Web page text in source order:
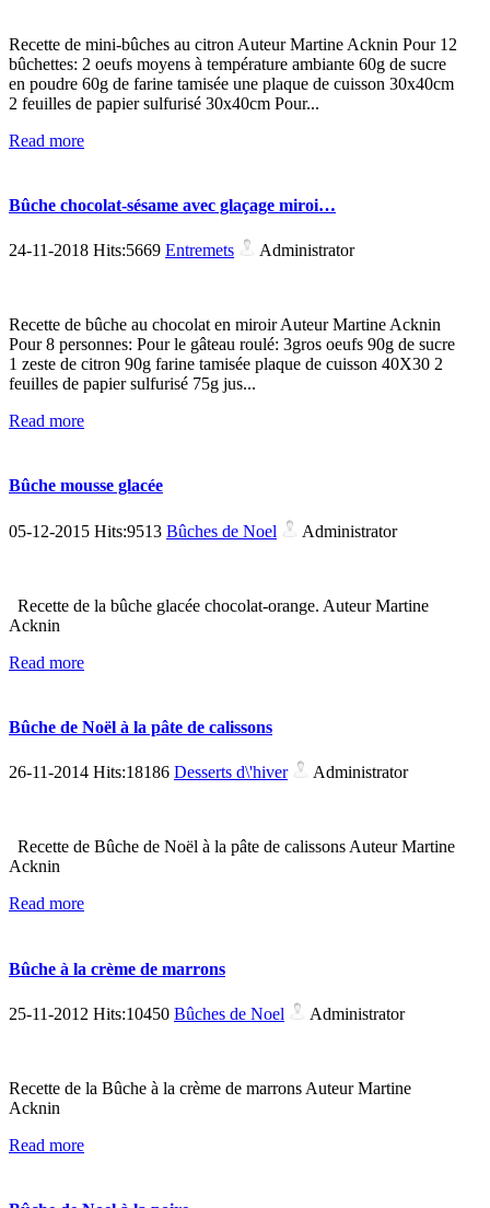
Recette de mini-bûches au citron Auteur Martine Acknin Pour 12
bûchettes: 2 oeufs moyens à température ambiante 60g de sucre
en poudre 60g de farine tamisée une plaque de cuisson 30x40cm
2 feuilles de papier sulfurisé 30x40cm Pour...
Read more
Bûche chocolat-sésame avec glaçage miroi…
24-11-2018 Hits:5669 Entremets Administrator
Recette de bûche au chocolat en miroir Auteur Martine Acknin
Pour 8 personnes: Pour le gâteau roulé: 3gros oeufs 90g de sucre
1 zeste de citron 90g farine tamisée plaque de cuisson 40X30 2
feuilles de papier sulfurisé 75g jus...
Read more
Bûche mousse glacée
05-12-2015 Hits:9513 Bûches de Noel Administrator
Recette de la bûche glacée chocolat-orange. Auteur Martine
Acknin
Read more
Bûche de Noël à la pâte de calissons
26-11-2014 Hits:18186 Desserts d\'hiver Administrator
Recette de Bûche de Noël à la pâte de calissons Auteur Martine
Acknin
Read more
Bûche à la crème de marrons
25-11-2012 Hits:10450 Bûches de Noel Administrator
Recette de la Bûche à la crème de marrons Auteur Martine
Acknin
Read more